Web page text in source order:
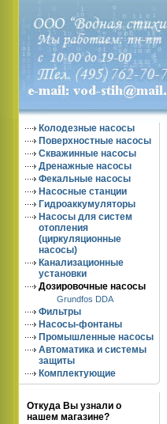
Колодезные насосы
Поверхностные насосы
Скважинные насосы
Дренажные насосы
Фекальные насосы
Насосные станции
Гидроаккумуляторы
Насосы для систем
отопления
(циркуляционные
насосы)
Канализационные
установки
Дозировочные насосы
Grundfos DDA
Фильтры
Насосы-фонтаны
Промышленные насосы
Автоматика и системы
защиты
Комплектующие
Откуда Вы узнали о
нашем магазине?